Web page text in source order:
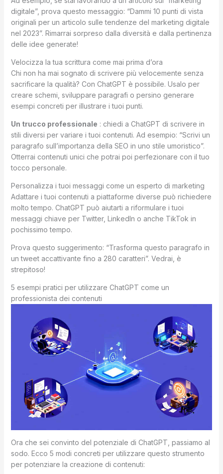
digitale”, prova questo messaggio: “Dammi 10 punti di vista
originali per un articolo sulle tendenze del marketing digitale
nel 2023”. Rimarrai sorpreso dalla diversità e dalla pertinenza
delle idee generate!
Velocizza la tua scrittura come mai prima d’ora
Chi non ha mai sognato di scrivere più velocemente senza
sacrificare la qualità? Con ChatGPT è possibile. Usalo per
creare schemi, sviluppare paragrafi o persino generare
esempi concreti per illustrare i tuoi punti.
Un trucco professionale : chiedi a ChatGPT di scrivere in
stili diversi per variare i tuoi contenuti. Ad esempio: “Scrivi un
paragrafo sull’importanza della SEO in uno stile umoristico”.
Otterrai contenuti unici che potrai poi perfezionare con il tuo
tocco personale.
Personalizza i tuoi messaggi come un esperto di marketing
Adattare i tuoi contenuti a piattaforme diverse può richiedere
molto tempo. ChatGPT può aiutarti a riformulare i tuoi
messaggi chiave per Twitter, LinkedIn o anche TikTok in
pochissimo tempo.
Prova questo suggerimento: “Trasforma questo paragrafo in
un tweet accattivante fino a 280 caratteri”. Vedrai, è
strepitoso!
5 esempi pratici per utilizzare ChatGPT come un
professionista dei contenuti
Ora che sei convinto del potenziale di ChatGPT, passiamo al
sodo. Ecco 5 modi concreti per utilizzare questo strumento
per potenziare la creazione di contenuti: